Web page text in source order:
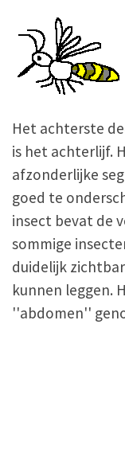
Het achterste
is het achterlijf.
afzonderlijke
goed te
insect bevat de
sommige
duidelijk
kunnen leggen.
''abdomen''